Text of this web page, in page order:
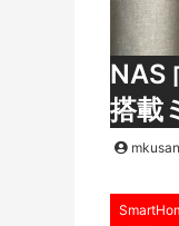
NAS
搭載